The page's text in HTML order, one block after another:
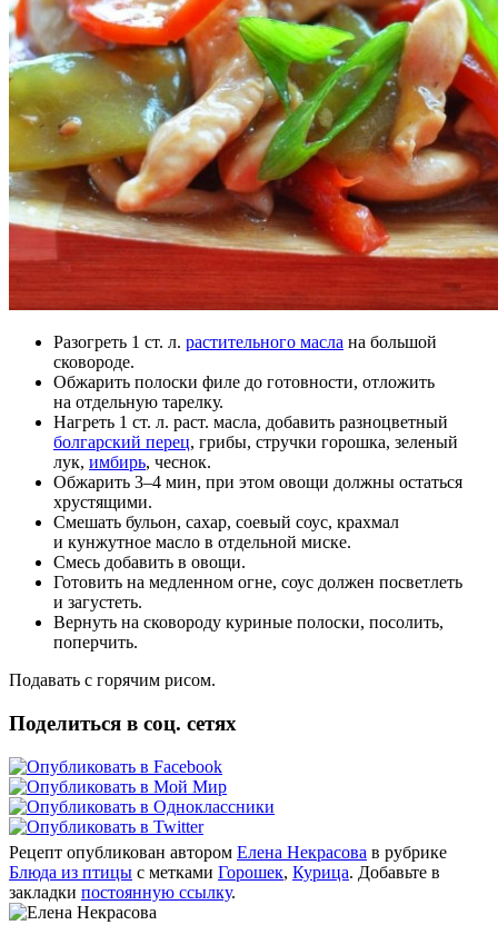
Разогреть 1 ст. л. растительного масла на большой
сковороде.
Обжарить полоски филе до готовности, отложить
на отдельную тарелку.
Нагреть 1 ст. л. раст. масла, добавить разноцветный
болгарский перец, грибы, стручки горошка, зеленый
лук, имбирь, чеснок.
Обжарить 3–4 мин, при этом овощи должны остаться
хрустящими.
Смешать бульон, сахар, соевый соус, крахмал
и кунжутное масло в отдельной миске.
Смесь добавить в овощи.
Готовить на медленном огне, соус должен посветлеть
и загустеть.
Вернуть на сковороду куриные полоски, посолить,
поперчить.
Подавать с горячим рисом.
Поделиться в соц. сетях
Рецепт опубликован автором Елена Некрасова в рубрике
Блюда из птицы с метками Горошек, Курица. Добавьте в
закладки постоянную ссылку.